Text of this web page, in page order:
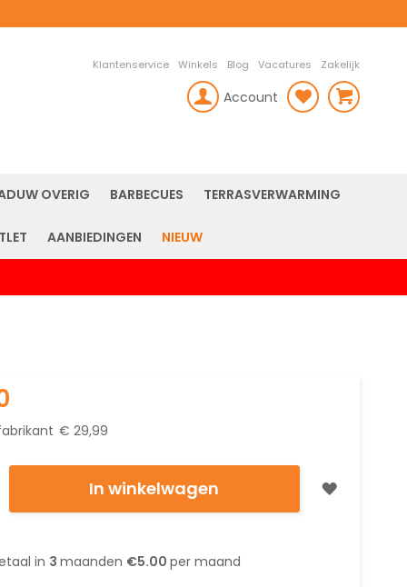
Klantenservice Winkels Blog Vacatures Zakelijk
Account
OVERIG BARBECUES TERRASVERWARMING
AANBIEDINGEN NIEUW
€ 29,99
In winkelwagen
in 3 maanden €5.00 per maand